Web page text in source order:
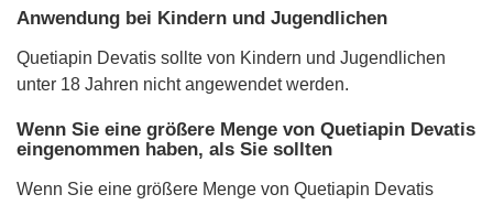
Anwendung bei Kindern und Jugendlichen
Quetiapin Devatis sollte von Kindern und Jugendlichen
unter 18 Jahren nicht angewendet werden.
Wenn Sie eine größere Menge von Quetiapin Devatis
eingenommen haben, als Sie sollten
Wenn Sie eine größere Menge von Quetiapin Devatis